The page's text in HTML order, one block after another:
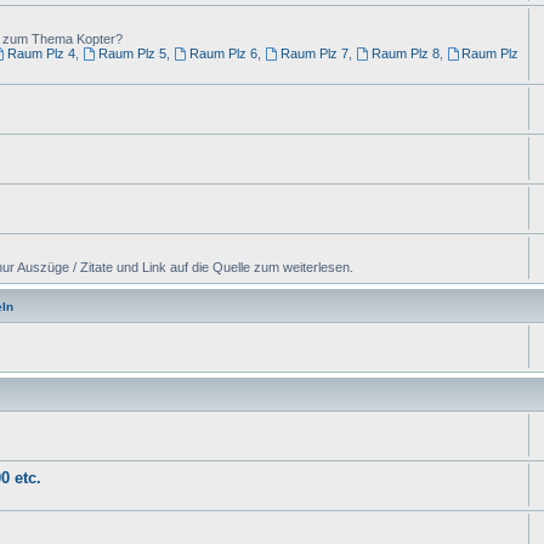
Thema Kopter?
Raum Plz 4 Raum Plz 5 Raum Plz 6, Raum Plz 7, Raum Plz 8,
Raum Plz
Auszüge / Zitate und Link auf die Quelle zum weiterlesen.
etc.